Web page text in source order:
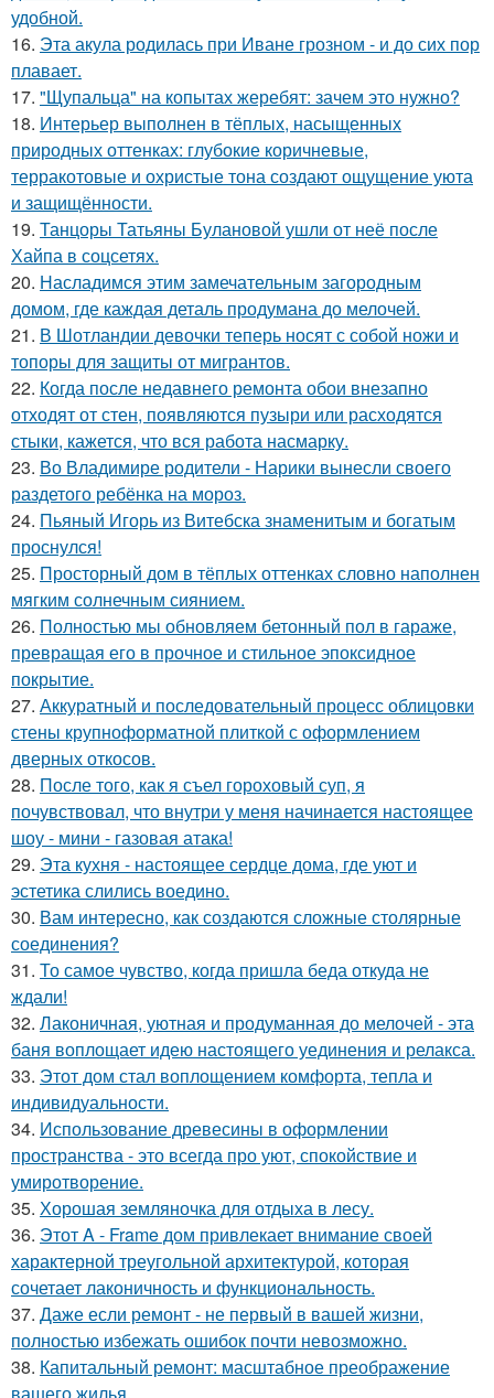
удобной.
16. Эта акула родилась при Иване грозном - и до сих пор
плавает.
17. "Щупальца" на копытах жеребят: зачем это нужно?
18. Интерьер выполнен в тёплых, насыщенных
природных оттенках: глубокие коричневые,
терракотовые и охристые тона создают ощущение уюта
и защищённости.
19. Танцоры Татьяны Булановой ушли от неё после
Хайпа в соцсетях.
20. Насладимся этим замечательным загородным
домом, где каждая деталь продумана до мелочей.
21. В Шотландии девочки теперь носят с собой ножи и
топоры для защиты от мигрантов.
22. Когда после недавнего ремонта обои внезапно
отходят от стен, появляются пузыри или расходятся
стыки, кажется, что вся работа насмарку.
23. Во Владимире родители - Нарики вынесли своего
раздетого ребёнка на мороз.
24. Пьяный Игорь из Витебска знаменитым и богатым
проснулся!
25. Просторный дом в тёплых оттенках словно наполнен
мягким солнечным сиянием.
26. Полностью мы обновляем бетонный пол в гараже,
превращая его в прочное и стильное эпоксидное
покрытие.
27. Аккуратный и последовательный процесс облицовки
стены крупноформатной плиткой с оформлением
дверных откосов.
28. После того, как я съел гороховый суп, я
почувствовал, что внутри у меня начинается настоящее
шоу - мини - газовая атака!
29. Эта кухня - настоящее сердце дома, где уют и
эстетика слились воедино.
30. Вам интересно, как создаются сложные столярные
соединения?
31. То самое чувство, когда пришла беда откуда не
ждали!
32. Лаконичная, уютная и продуманная до мелочей - эта
баня воплощает идею настоящего уединения и релакса.
33. Этот дом стал воплощением комфорта, тепла и
индивидуальности.
34. Использование древесины в оформлении
пространства - это всегда про уют, спокойствие и
умиротворение.
35. Хорошая земляночка для отдыха в лесу.
36. Этот A - Frame дом привлекает внимание своей
характерной треугольной архитектурой, которая
сочетает лаконичность и функциональность.
37. Даже если ремонт - не первый в вашей жизни,
полностью избежать ошибок почти невозможно.
38. Капитальный ремонт: масштабное преображение
вашего жилья.